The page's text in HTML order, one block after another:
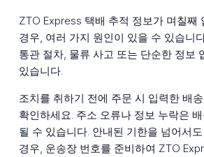
ZTO Express 택배 추적 정보가 며칠째
경우, 여러 가지 원인이 있을 수 있습니
통관 절차, 물류 사고 또는 단순한 정보
있습니다.
조치를 취하기 전에 주문 시 입력한 배
확인하세요. 주소 오류나 정보 누락은
될 수 있습니다. 안내된 기한을 넘어서
경우, 운송장 번호를 준비하여 ZTO